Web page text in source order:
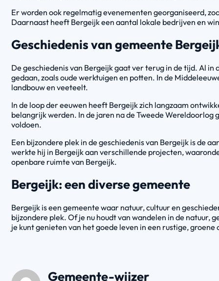
Er worden ook regelmatig evenementen georganiseerd,
Daarnaast heeft Bergeijk een aantal lokale bedrijven en
Geschiedenis van gemeente
De geschiedenis van Bergeijk gaat ver terug in de tijd. Al
gedaan, zoals oude werktuigen en potten. In de
landbouw en veeteelt.
In de loop der eeuwen heeft Bergeijk zich langzaam
belangrijk werden. In de jaren na de Tweede
voldoen.
Een bijzondere plek in de geschiedenis van Bergeijk is de
werkte hij in Bergeijk aan verschillende projecten,
openbare ruimte van Bergeijk.
Bergeijk: een diverse gemeente
Bergeijk is een gemeente waar natuur, cultuur en
bijzondere plek. Of je nu houdt van wandelen in de natuur,
je kunt genieten van het goede leven in een rustige,
Gemeente-wijzer